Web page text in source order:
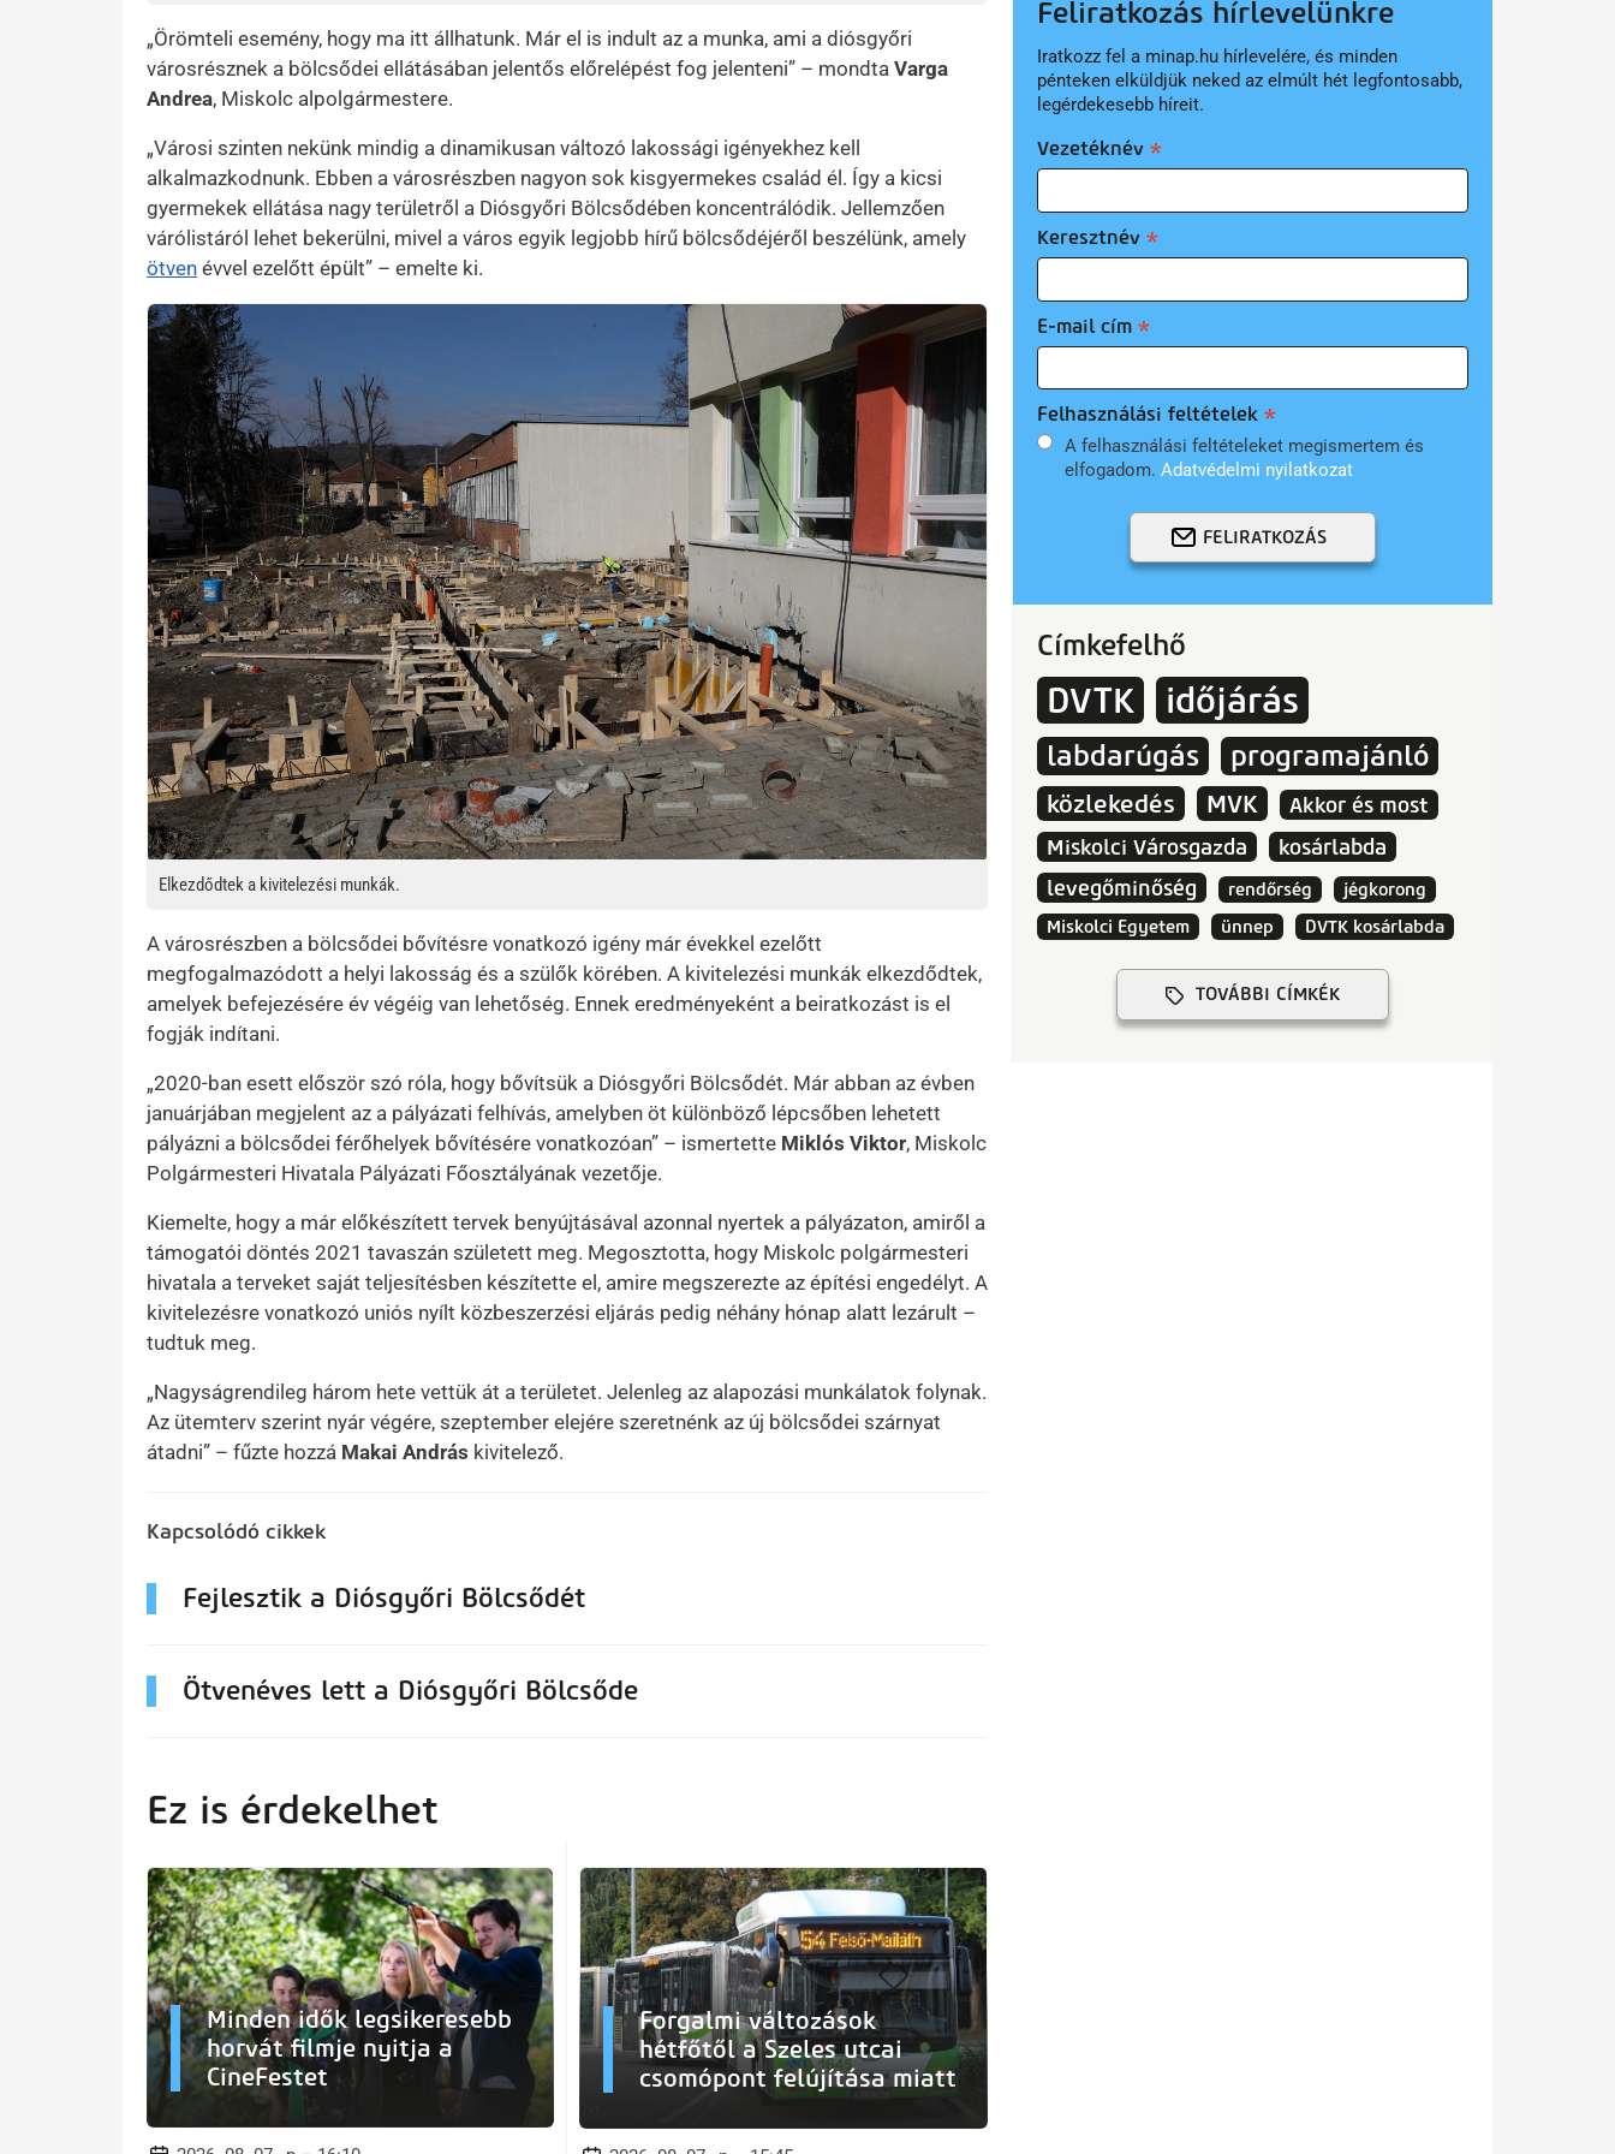
„Örömteli esemény, hogy ma itt állhatunk. Már el is indult az a munka, ami a diósgyőri
városrésznek a bölcsődei ellátásában jelentős előrelépést fog jelenteni” – mondta Varga
Andrea, Miskolc alpolgármestere.
„Városi szinten nekünk mindig a dinamikusan változó lakossági igényekhez kell
alkalmazkodnunk. Ebben a városrészben nagyon sok kisgyermekes család él. Így a kicsi
gyermekek ellátása nagy területről a Diósgyőri Bölcsődében koncentrálódik. Jellemzően
várólistáról lehet bekerülni, mivel a város egyik legjobb hírű bölcsődéjéről beszélünk, amely
ötven évvel ezelőtt épült” – emelte ki.
Kép
Elkezdődtek a kivitelezési munkák.
A városrészben a bölcsődei bővítésre vonatkozó igény már évekkel ezelőtt
megfogalmazódott a helyi lakosság és a szülők körében. A kivitelezési munkák elkezdődtek,
amelyek befejezésére év végéig van lehetőség. Ennek eredményeként a beiratkozást is el
fogják indítani.
„2020-ban esett először szó róla, hogy bővítsük a Diósgyőri Bölcsődét. Már abban az évben
januárjában megjelent az a pályázati felhívás, amelyben öt különböző lépcsőben lehetett
pályázni a bölcsődei férőhelyek bővítésére vonatkozóan” – ismertette Miklós Viktor, Miskolc
Polgármesteri Hivatala Pályázati Főosztályának vezetője.
Kiemelte, hogy a már előkészített tervek benyújtásával azonnal nyertek a pályázaton, amiről a
támogatói döntés 2021 tavaszán született meg. Megosztotta, hogy Miskolc polgármesteri
hivatala a terveket saját teljesítésben készítette el, amire megszerezte az építési engedélyt. A
kivitelezésre vonatkozó uniós nyílt közbeszerzési eljárás pedig néhány hónap alatt lezárult –
tudtuk meg.
„Nagyságrendileg három hete vettük át a területet. Jelenleg az alapozási munkálatok folynak.
Az ütemterv szerint nyár végére, szeptember elejére szeretnénk az új bölcsődei szárnyat
átadni” – fűzte hozzá Makai András kivitelező.
Kapcsolódó cikkek
Fejlesztik a Diósgyőri Bölcsődét
Ötvenéves lett a Diósgyőri Bölcsőde
Ez is érdekelhet
Minden idők legsikeresebb
horvát filmje nyitja a
CineFestet
Forgalmi változások
hétfőtől a Szeles utcai
csomópont felújítása miatt
Feliratkozás hírlevelünkre
Iratkozz fel a minap.hu hírlevelére, és minden
pénteken elküldjük neked az elmúlt hét legfontosabb,
legérdekesebb híreit.
Vezetéknév
Keresztnév
E-mail cím
Felhasználási feltételek
A felhasználási feltételeket megismertem és
elfogadom. Adatvédelmi nyilatkozat
FELIRATKOZÁS
Címkefelhő
DVTK időjárás
labdarúgás programajánló
közlekedés MVK
Akkor és most
Miskolci Városgazda
kosárlabda
levegőminőség
rendőrség
jégkorong
Miskolci Egyetem
ünnep DVTK kosárlabda
TOVÁBBI CÍMKÉK